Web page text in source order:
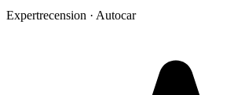
Expertrecension · Autocar